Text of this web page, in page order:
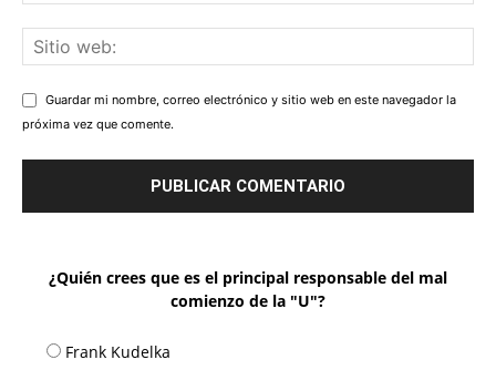
Guardar mi nombre, correo electrónico y sitio web en este navegador la
próxima vez que comente.
¿Quién crees que es el principal responsable del mal
comienzo de la "U"?
Frank Kudelka